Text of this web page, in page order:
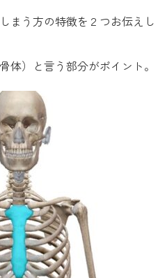
まう方の特徴を２つお伝えし
体）と言う部分がポイント。